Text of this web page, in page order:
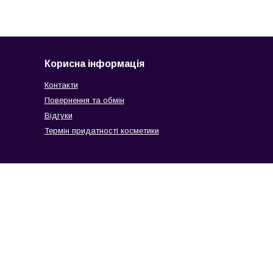
Корисна інформація
Контакти
Повернення та обмін
Відгуки
Термін придатності косметики